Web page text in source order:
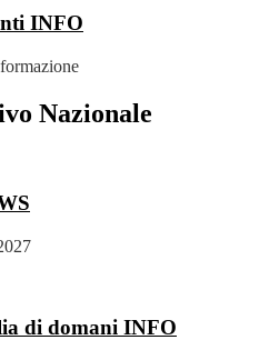
INFO
Nazionale
di domani INFO